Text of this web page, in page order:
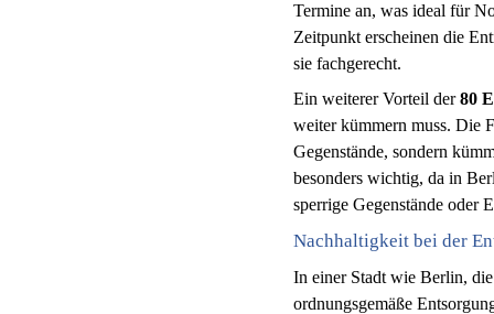
Termine an, was ideal für
Zeitpunkt erscheinen die
sie fachgerecht.
Ein weiterer Vorteil der80
weiter kümmern muss. Die
Gegenstände, sondern
besonders wichtig, da in
sperrige Gegenstände oder
Nachhaltigkeit bei der
In einer Stadt wie Berlin,
ordnungsgemäße